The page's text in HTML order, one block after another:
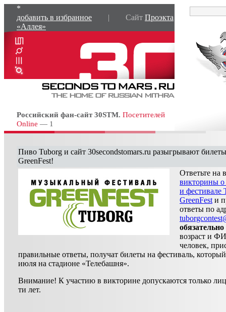
*
добавить в избранное
| Сайт Проэкта
«Аллея»
Российский фан-сайт 30STM. Посетителей
Online — 1
Пиво Tuborg и сайт 30secondstomars.ru разыгрывают
GreenFest!
Ответьте на
викторины о
и фестивале
GreenFest и
ответы по
обязательно
возраст и
человек,
правильные ответы, получат билеты на фестиваль, который
июля на стадионе «Телебашня».
Внимание! К участию в викторине допускаются только
ти лет.